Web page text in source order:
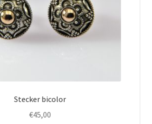
Stecker bicolor
€45,00